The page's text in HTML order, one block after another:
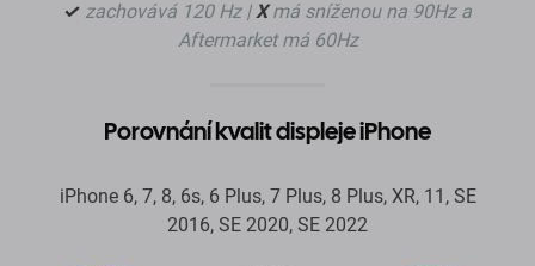
✓ zachovává 120 Hz | X má sníženou na 90Hz a
Aftermarket má 60Hz
Porovnání kvalit displeje iPhone
iPhone 6, 7, 8, 6s, 6 Plus, 7 Plus, 8 Plus, XR, 11, SE
2016, SE 2020, SE 2022